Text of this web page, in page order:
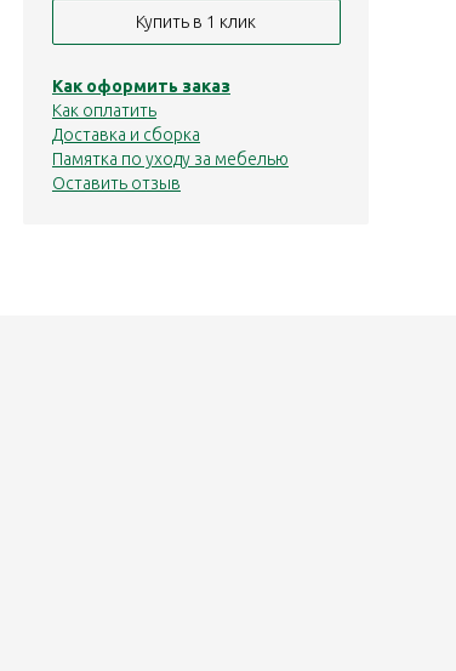
Купить в 1 клик
Как оформить заказ
Как оплатить
Доставка и сборка
Памятка по уходу за мебелью
Оставить отзыв